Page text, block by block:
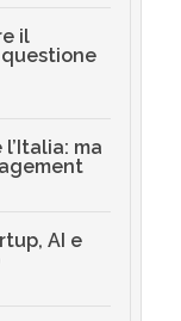
il
ma
AI e